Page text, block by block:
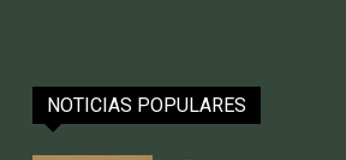
NOTICIAS POPULARES